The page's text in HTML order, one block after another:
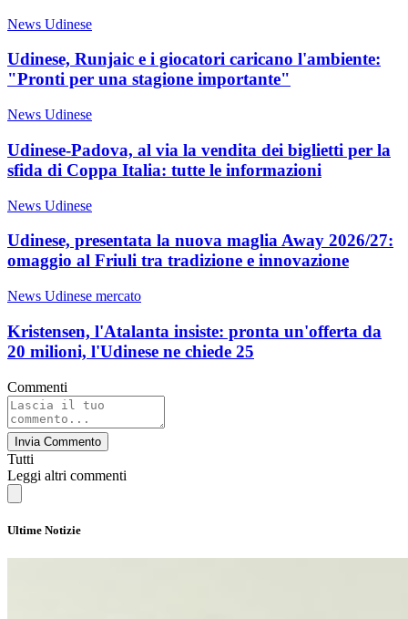
News Udinese
Udinese, Runjaic e i giocatori caricano l'ambiente:
"Pronti per una stagione importante"
News Udinese
Udinese-Padova, al via la vendita dei biglietti per la
sfida di Coppa Italia: tutte le informazioni
News Udinese
Udinese, presentata la nuova maglia Away 2026/27:
omaggio al Friuli tra tradizione e innovazione
News Udinese mercato
Kristensen, l'Atalanta insiste: pronta un'offerta da
20 milioni, l'Udinese ne chiede 25
Commenti
Invia Commento
Tutti
Leggi altri commenti
Ultime Notizie